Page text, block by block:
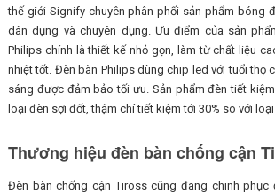
thế giới Signify chuyên phân phối sản phẩm bóng
dân dụng và chuyên dụng. Ưu điểm của sản
Philips chính là thiết kế nhỏ gọn, làm từ chất liệu
nhiệt tốt. Đèn bàn Philips dùng chip led với tuổi thọ
sáng được đảm bảo tối ưu. Sản phẩm đèn tiết
loại đèn sợi đốt, thậm chí tiết kiệm tới 30% so với
Thương hiệu đèn bàn chống cận
Đèn bàn chống cận Tiross cũng đang chinh phục